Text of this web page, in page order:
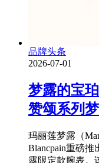
品牌头条
2026-07-01
梦露的宝
赞颂系列
玛丽莲梦露（
Blancpain重磅推
露限定款腕表。